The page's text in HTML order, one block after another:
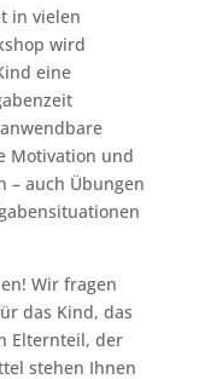
in vielen
wird
eine
Motivation und
– auch Übungen
Wir fragen
das Kind, das
Elternteil, der
stehen Ihnen